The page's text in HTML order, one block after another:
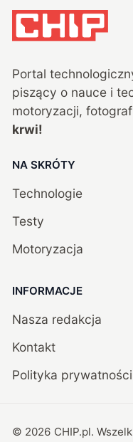
Portal
piszący o nauce i
motoryzacji,
krwi!
NA SKRÓTY
Technologie
Testy
Motoryzacja
INFORMACJE
Nasza redakcja
Kontakt
Polityka prywatności
© 2026 CHIP.pl.